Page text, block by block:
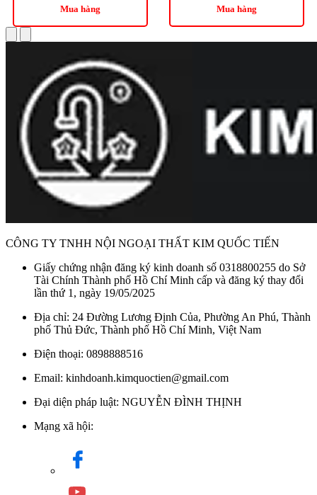
Mua hàng Mua hàng
CÔNG TY TNHH NỘI NGOẠI THẤT KIM QUỐC TIẾN
Giấy chứng nhận đăng ký kinh doanh số 0318800255 do Sở
Tài Chính Thành phố Hồ Chí Minh cấp và đăng ký thay đổi
lần thứ 1, ngày 19/05/2025
Địa chỉ: 24 Đường Lương Định Của, Phường An Phú, Thành
phố Thủ Đức, Thành phố Hồ Chí Minh, Việt Nam
Điện thoại: 0898888516
Email: kinhdoanh.kimquoctien@gmail.com
Đại diện pháp luật: NGUYỄN ĐÌNH THỊNH
Mạng xã hội: